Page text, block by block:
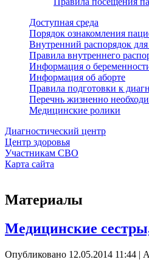
Доступная среда
Порядок ознакомления
Внутренний распорядок
Правила внутреннего
Информация о
Информация об аборте
Правила подготовки к
Перечнь жизненно
Медицинские ролики
Диагностический центр
Центр здоровья
Участникам СВО
Карта сайта
Материалы
Медицинские
Опубликовано 12.05.2014 11:44 |